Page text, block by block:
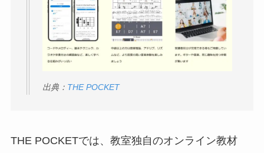
出典： THE POCKET
THE POCKETでは、教室独自のオンライン教材